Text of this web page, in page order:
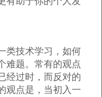
类技术学习，如何
难题。常有的观点
经过时，而反对的
观点是，当初入一